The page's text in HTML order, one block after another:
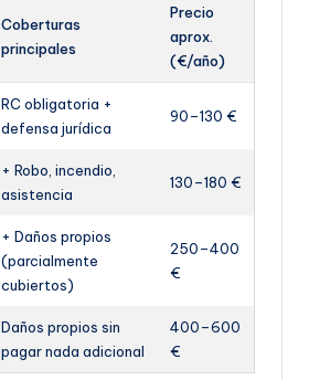
Coberturas
principales
Precio
aprox.
(€/año)
RC obligatoria +
defensa jurídica
90–130 €
+ Robo, incendio,
asistencia
130–180 €
+ Daños propios
(parcialmente
cubiertos)
250–400
€
Daños propios sin
pagar nada adicional
400–600
€